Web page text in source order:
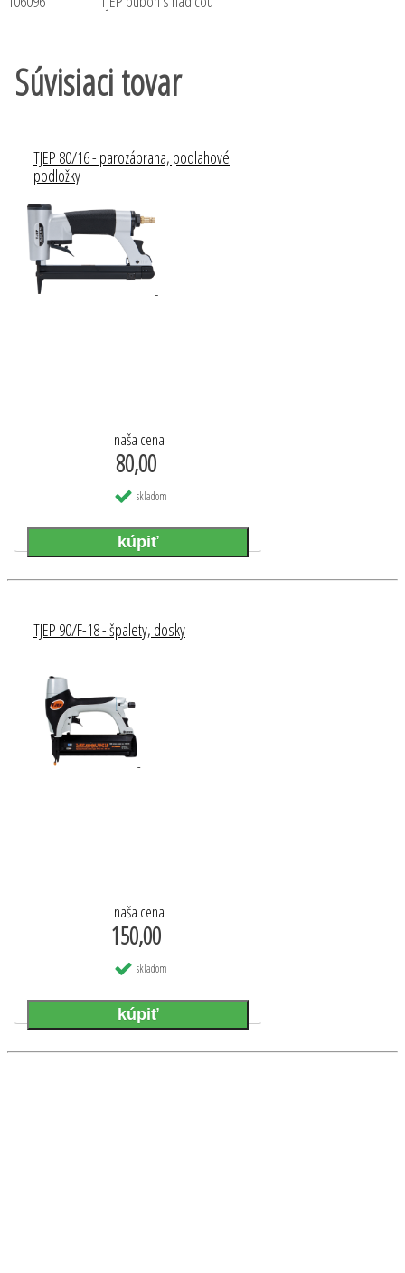
Súvisiaci tovar
TJEP 80/16 - parozábrana, podlahové
podložky
naša cena
80,00
skladom
TJEP 90/F-18 - špalety, dosky
naša cena
150,00
skladom